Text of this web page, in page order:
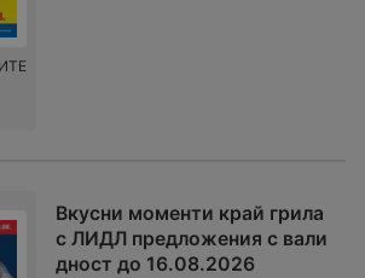
Вкусни моменти край грила
с ЛИДЛ предложения с вали
дност до 16.08.2026